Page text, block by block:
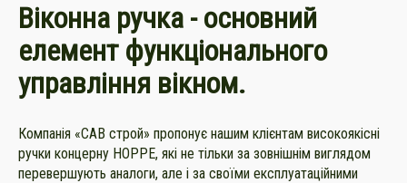
Віконна ручка - основний
елемент функціонального
управління вікном.
Компанія «САВ строй» пропонує нашим клієнтам високоякісні
ручки концерну HOPPE, які не тільки за зовнішнім виглядом
перевершують аналоги, але і за своїми експлуатаційними